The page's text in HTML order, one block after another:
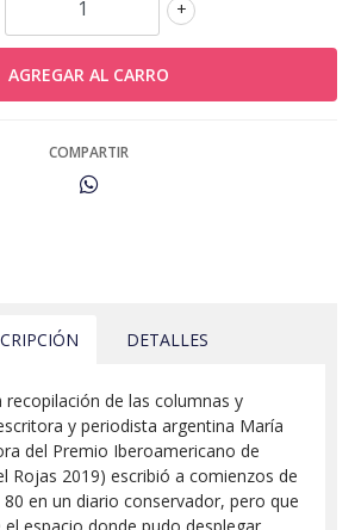
+
COMPARTIR
DETALLES
recopilación de las columnas y
y periodista argentina María
del Premio Iberoamericano de
Rojas 2019) escribió a comienzos de
en un diario conservador, pero que